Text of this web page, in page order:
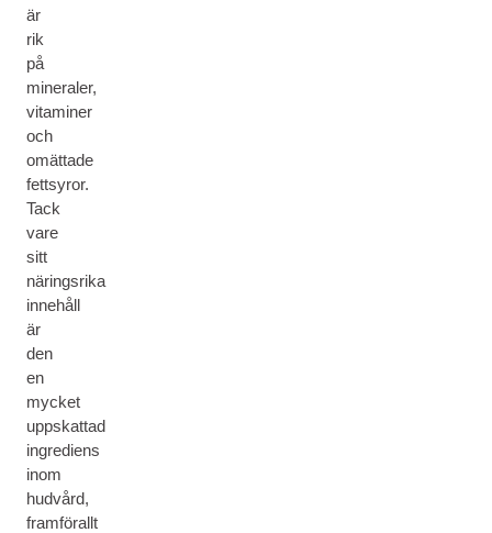
är
rik
på
mineraler,
vitaminer
och
omättade
fettsyror.
Tack
vare
sitt
näringsrika
innehåll
är
den
en
mycket
uppskattad
ingrediens
inom
hudvård,
framförallt